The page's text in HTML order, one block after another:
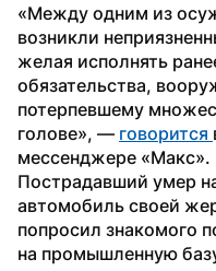
«Между одним из
возникли
желая исполнять
обязательства,
потерпевшему
голове», — говорится
мессенджере «Макс».
Пострадавший умер
автомобиль своей
попросил знакомого
на промышленную